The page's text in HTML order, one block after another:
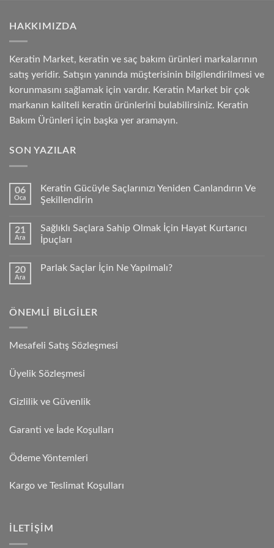
HAKKIMIZDA
Keratin Market, keratin ve saç bakım ürünleri markalarının
satış yeridir. Satışın yanında müşterisinin bilgilendirilmesi ve
korunmasını sağlamak için vardır. Keratin Market bir çok
markanın kaliteli keratin ürünlerini bulabilirsiniz. Keratin
Bakım Ürünleri için başka yer aramayın.
SON YAZILAR
06
Oca
Keratin Gücüyle Saçlarınızı Yeniden Canlandırın Ve
Şekillendirin
21
Ara
Sağlıklı Saçlara Sahip Olmak İçin Hayat Kurtarıcı
İpuçları
20
Ara
Parlak Saçlar İçin Ne Yapılmalı?
ÖNEMLI BILGILER
Mesafeli Satış Sözleşmesi
Üyelik Sözleşmesi
Gizlilik ve Güvenlik
Garanti ve İade Koşulları
Ödeme Yöntemleri
Kargo ve Teslimat Koşulları
İLETIŞIM